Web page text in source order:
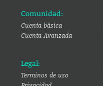
Comunidad:
Cuenta básica
Cuenta Avanzada
Legal:
Terminos de uso